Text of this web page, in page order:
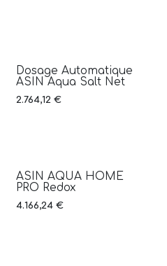
Nouveauté
Dosage Automatique
ASIN Aqua Salt Net
2.764,12 €
Nouveauté
ASIN AQUA HOME
PRO Redox
4.166,24 €